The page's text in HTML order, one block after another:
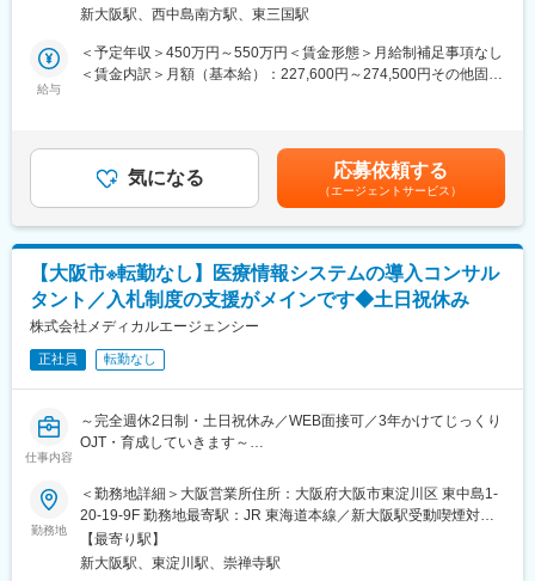
中でクライアントへの対応などを学んでいただき、3か月～6か月
す。
コスト削減、及び適正な物流管理・情報管理・医事請求管理の実
現を目的とし、サービスを提供してきました。今後も社員一同
「誠実であること」をモットーに、医療機関とともに「よりよい
医療の実現」を目的とした医療経営改革に積極的に取り組んでい
きます。
＜具体的には＞
既存のクライアントに対し、定期訪問を行い、医療材料や医薬品
等の仕入れ価格の適正化の提案を行います。仕入れ元のメーカー
すい仕事です。
クライアントの担当者は、病院の仕入れ担当など事務の方々がメ
■商材の魅力
「ベンチマークシステム」は独自性が高く、競合もほぼいないた
め、新規営業は問い合わせベースの反響営業も多くなります。ベ
ンチマークシステムのみ導入している病院に対し、コンサルンテ
ィングメニューの新規提案を行うこともあります。
※ベンチマークシステムとは
当社の事業の根幹を担う、医療機関様向けのシステムです。使用
している医療材料等のコストが適正価格かどうかを可視化し、病
院のコスト改善と経営体質改善に寄与する独自のシステムです。
■入社後の流れ
入社後は先輩社員に付いて営業同行をしていただきます。同行の
中でクライアントへの対応などを学んでいただき、3か月～6か月
新大阪駅、西中島南方駅、東三国駅
給与
＜予定年収＞450万円～550万円＜賃金形態＞月給制補足事項なし
＜賃金内訳＞月額（基本給）：227,600円～274,500円その他固定
む）＜昇給有無＞有＜残業手当＞有＜給与補足＞※給与詳細は、経
験・能力を考慮した上で社内規定に基づき決定■昇給：年1回■賞
与：夏季賞与・冬季賞与あり賃金はあくまでも目安の金額であ
り、選考を通じて上下する可能性があります。月給(月額)は固定手
当を含めた表記です。
気になる 応募依頼する
（エージェントサービス）
【大阪市※転勤なし】医療情報システムの導入コンサル
タント／入札制度の支援がメインです◆土日祝休み
株式会社メディカルエージェンシー
正社員 転勤なし
仕事内容
～完全週休2日制・土日祝休み／WEB面接可／3年かけてじっくり
OJT・育成していきます～
■業務内容：
顧客の予算にあった病院情報システム、ネットワークを導入する
際に必要となる仕様書を作成し、医療機関がシステムベンダー等
と適正な取引を進めていけるようにサポートする業務をお任せし
ます。
勤務地
＜勤務地詳細＞大阪営業所住所：大阪府大阪市東淀川区 東中島1-
20-19-9F 勤務地最寄駅：JR 東海道本線／新大阪駅受動喫煙対
策：屋内全面禁煙変更の範囲：会社の定める事業所
【最寄り駅】
新大阪駅、東淀川駅、崇禅寺駅